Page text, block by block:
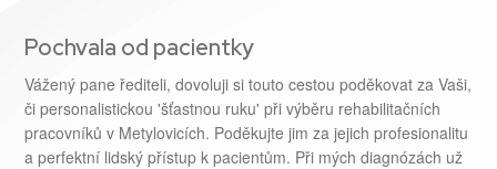
Pochvala od pacientky
Vážený pane řediteli, dovoluji si touto cestou poděkovat za Vaši,
či personalistickou 'šťastnou ruku' při výběru rehabilitačních
pracovníků v Metylovicích. Poděkujte jim za jejich profesionalitu
a perfektní lidský přístup k pacientům. Při mých diagnózách už